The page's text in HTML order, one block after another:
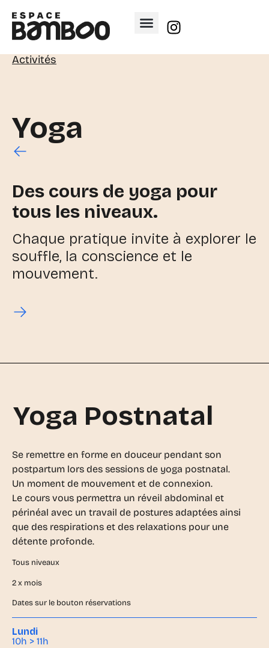
Activités
Yoga
Des cours de yoga pour
tous les niveaux.
Chaque pratique invite à explorer le
souffle, la conscience et le
mouvement.
Yoga Postnatal
Se remettre en forme en douceur pendant son
postpartum lors des sessions de yoga postnatal.
Un moment de mouvement et de connexion.
Le cours vous permettra un réveil abdominal et
périnéal avec un travail de postures adaptées ainsi
que des respirations et des relaxations pour une
détente profonde.
Tous niveaux
2 x mois
Dates sur le bouton réservations
Lundi
10h > 11h